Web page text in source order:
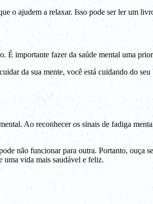
o ajudem a relaxar. Isso pode ser ler um
É importante fazer da saúde mental uma
da sua mente, você está cuidando do
Ao reconhecer os sinais de fadiga
não funcionar para outra. Portanto,
uma vida mais saudável e feliz.